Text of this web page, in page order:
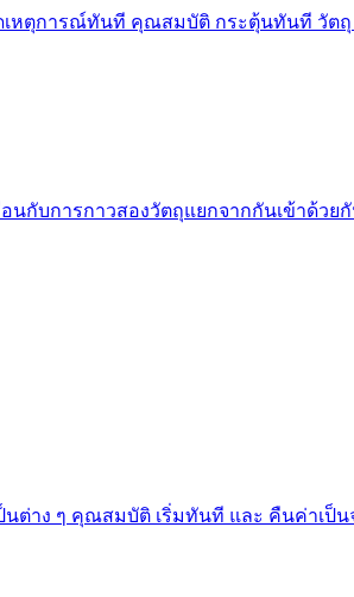
เหตุการณ์ทันที คุณสมบัติ กระตุ้นทันที วั
นกับการกาวสองวัตถุแยกจากกันเข้าด้ว
ต่าง ๆ คุณสมบัติ เริ่มทันที และ คืนค่าเป็